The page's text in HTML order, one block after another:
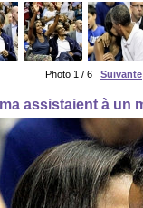
Photo 1 / 6 Suivante
assistaient à un